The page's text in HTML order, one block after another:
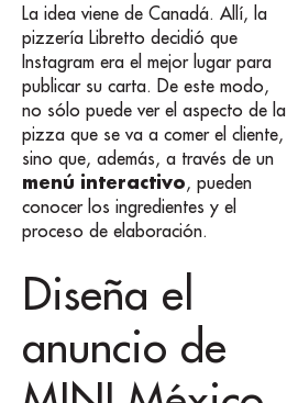
La idea viene de Canadá. Allí, la
pizzería Libretto decidió que
Instagram era el mejor lugar para
publicar su carta. De este modo,
no sólo puede ver el aspecto de la
pizza que se va a comer el cliente,
sino que, además, a través de un
menú interactivo, pueden
conocer los ingredientes y el
proceso de elaboración.
Diseña el
anuncio de